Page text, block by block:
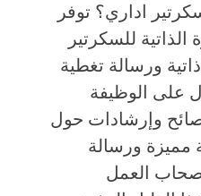
اداري؟ توفر
للسكرتير
ورسالة تغطية
على الوظيفة
وإرشادات حول
مميزة ورسالة
العمل